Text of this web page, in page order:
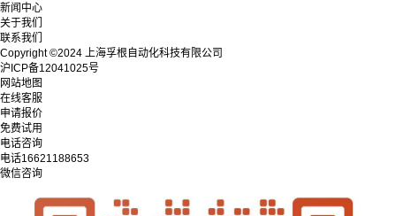
新闻中心
关于我们
联系我们
Copyright ©2024 上海孚根自动化科技有限公司
沪ICP备12041025号
网站地图
在线客服
申请报价
免费试用
电话咨询
电话16621188653
微信咨询